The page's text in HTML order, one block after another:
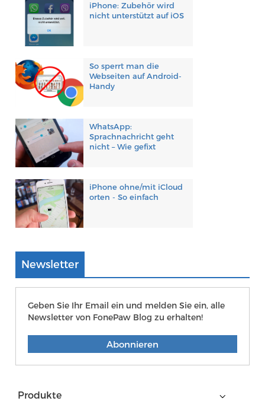
iPhone: Zubehör wird
nicht unterstützt auf iOS
So sperrt man die
Webseiten auf Android-
Handy
WhatsApp:
Sprachnachricht geht
nicht – Wie gefixt
iPhone ohne/mit iCloud
orten - So einfach
Newsletter
Geben Sie Ihr Email ein und melden Sie ein, alle
Newsletter von FonePaw Blog zu erhalten!
Abonnieren
Produkte